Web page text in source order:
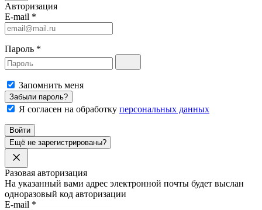
Авторизация
E-mail *
Пароль *
Запомнить меня
Забыли пароль?
Я согласен на обработку персональных данных
Войти
Ещё не зарегистрированы?
Разовая авторизация
На указанный вами адрес электронной почты будет выслан
одноразовый код авторизации
E-mail *